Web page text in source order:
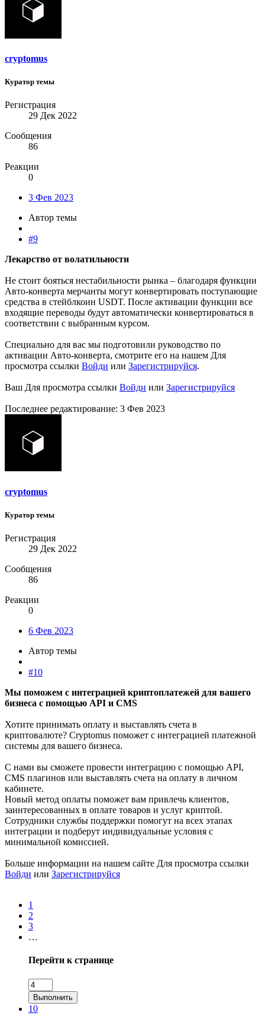
cryptomus
Куратор темы
Регистрация
29 Дек 2022
Сообщения
86
Реакции
0
3 Фев 2023
Автор темы
#9
Лекарство от волатильности
Не стоит бояться нестабильности рынка – благодаря функции
Авто-конверта мерчанты могут конвертировать поступающие
средства в стейблкоин USDT. После активации функции все
входящие переводы будут автоматически конвертироваться в
соответствии с выбранным курсом.
Специально для вас мы подготовили руководство по
активации Авто-конверта, смотрите его на нашем Для
просмотра ссылки Войди или Зарегистрируйся.
Ваш Для просмотра ссылки Войди или Зарегистрируйся
Последнее редактирование: 3 Фев 2023
cryptomus
Куратор темы
Регистрация
29 Дек 2022
Сообщения
86
Реакции
0
6 Фев 2023
Автор темы
#10
Мы поможем с интеграцией криптоплатежей для вашего
бизнеса с помощью API и CMS
Хотите принимать оплату и выставлять счета в
криптовалюте? Cryptomus поможет с интеграцией платежной
системы для вашего бизнеса.
С нами вы сможете провести интеграцию с помощью API,
CMS плагинов или выставлять счета на оплату в личном
кабинете.
Новый метод оплаты поможет вам привлечь клиентов,
заинтересованных в оплате товаров и услуг криптой.
Сотрудники службы поддержки помогут на всех этапах
интеграции и подберут индивидуальные условия с
минимальной комиссией.
Больше информации на нашем сайте Для просмотра ссылки
Войди или Зарегистрируйся
1
2
3
…
Перейти к странице
Выполнить
10